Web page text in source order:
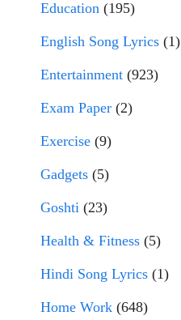
Education (195)
English Song Lyrics (1)
Entertainment (923)
Exam Paper (2)
Exercise (9)
Gadgets (5)
Goshti (23)
Health & Fitness (5)
Hindi Song Lyrics (1)
Home Work (648)